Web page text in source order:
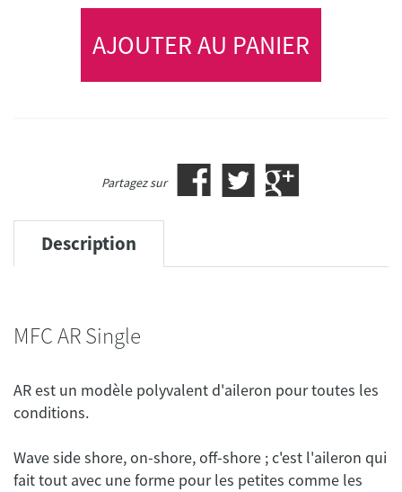
AJOUTER AU PANIER
Partagez sur
Description
MFC AR Single
AR est un modèle polyvalent d'aileron pour toutes les
Wave side shore, on-shore, off-shore ; c'est l'aileron qui
fait tout avec une forme pour les petites comme les